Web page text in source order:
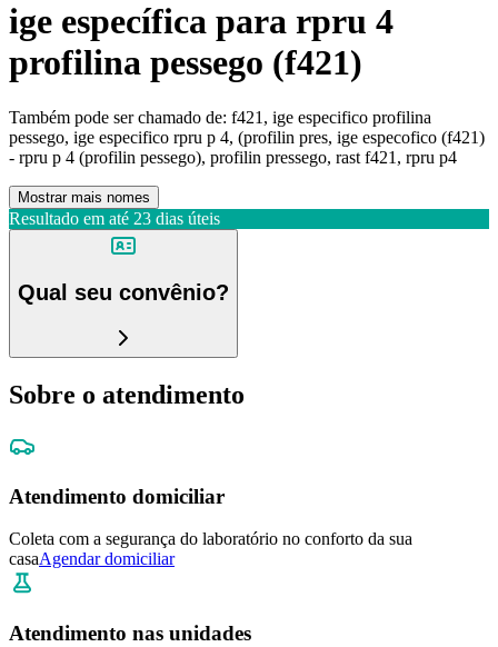
ige específica para rpru 4
profilina pessego (f421)
Também pode ser chamado de: f421, ige especifico profilina
pessego, ige especifico rpru p 4, (profilin pres, ige especofico (f421)
- rpru p 4 (profilin pessego), profilin pressego, rast f421, rpru p4
Mostrar mais nomes
Resultado em até 23 dias úteis
Qual seu convênio?
Sobre o atendimento
Atendimento domiciliar
Coleta com a segurança do laboratório no conforto da sua
casaAgendar domiciliar
Atendimento nas unidades